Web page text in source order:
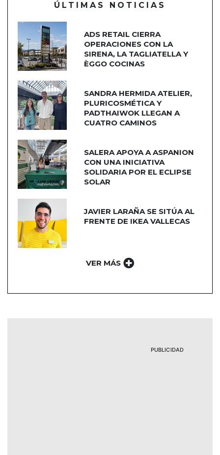
ÚLTIMAS NOTICIAS
ADS RETAIL CIERRA
OPERACIONES CON LA
SIRENA, LA TAGLIATELLA Y
ÈGGO COCINAS
SANDRA HERMIDA ATELIER,
PLURICOSMÉTICA Y
PADTHAIWOK LLEGAN A
CUATRO CAMINOS
SALERA APOYA A ASPANION
CON UNA INICIATIVA
SOLIDARIA POR EL ECLIPSE
SOLAR
JAVIER LARAÑA SE SITÚA AL
FRENTE DE IKEA VALLECAS
VER MÁS
PUBLICIDAD